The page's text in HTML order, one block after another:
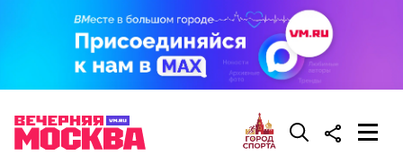
Сергея Рахманинова и Макса Регера, а завершат
концерт знаменитые «Румынские народные танцы»
венгерского композитора XX века Белы Бартока.